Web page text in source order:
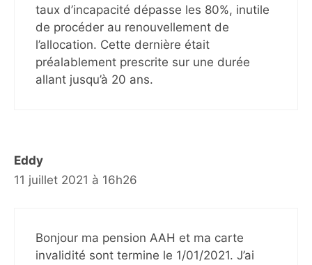
taux d’incapacité dépasse les 80%, inutile
de procéder au renouvellement de
l’allocation. Cette dernière était
préalablement prescrite sur une durée
allant jusqu’à 20 ans.
Eddy
11 juillet 2021 à 16h26
Bonjour ma pension AAH et ma carte
invalidité sont termine le 1/01/2021. J’ai